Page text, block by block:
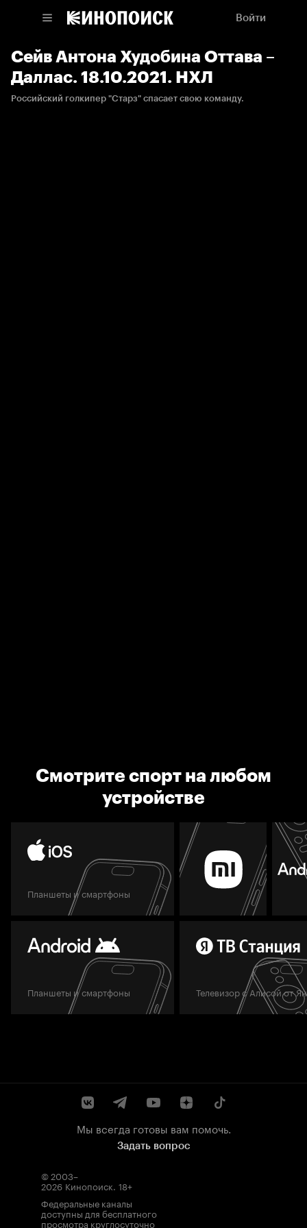
Войти
Сейв Антона Худобина Оттава –
Даллас. 18.10.2021. НХЛ
Российский голкипер "Старз" спасает свою команду.
Смотрите спорт на любом
устройстве
Планшеты и смартфоны
Планшеты и смартфоны Телевизор с Алисой от
Мы всегда готовы вам помочь.
Задать вопрос
© 2003–
2026 Кинопоиск. 18+
Федеральные каналы
доступны для бесплатного
просмотра круглосуточно